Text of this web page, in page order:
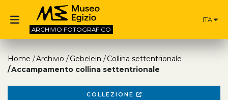
ARCHIVIO FOTOGRAFICO
ITA
Home Archivio Gebelein
Collina settentrionale
Accampamento collina settentrionale
COLLEZIONE